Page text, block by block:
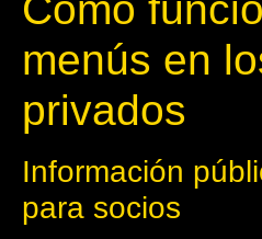
menús en
privados
Información
para socios